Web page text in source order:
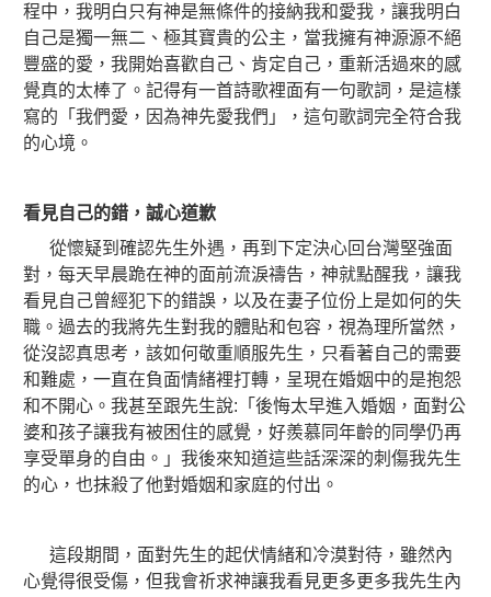
程中，我明白只有神是無條件的接納我和愛我，讓我明白
自己是獨一無二、極其寶貴的公主，當我擁有神源源不絕
豐盛的愛，我開始喜歡自己、肯定自己，重新活過來的感
覺真的太棒了。記得有一首詩歌裡面有一句歌詞，是這樣
寫的「我們愛，因為神先愛我們」，這句歌詞完全符合我
的心境。
看見自己的錯，誠心道歉
從懷疑到確認先生外遇，再到下定決心回台灣堅強面
對，每天早晨跪在神的面前流淚禱告，神就點醒我，讓我
看見自己曾經犯下的錯誤，以及在妻子位份上是如何的失
職。過去的我將先生對我的體貼和包容，視為理所當然，
從沒認真思考，該如何敬重順服先生，只看著自己的需要
和難處，一直在負面情緒裡打轉，呈現在婚姻中的是抱怨
和不開心。我甚至跟先生說:「後悔太早進入婚姻，面對公
婆和孩子讓我有被困住的感覺，好羨慕同年齡的同學仍再
享受單身的自由。」我後來知道這些話深深的刺傷我先生
的心，也抹殺了他對婚姻和家庭的付出。
這段期間，面對先生的起伏情緒和冷漠對待，雖然內
心覺得很受傷，但我會祈求神讓我看見更多更多我先生內